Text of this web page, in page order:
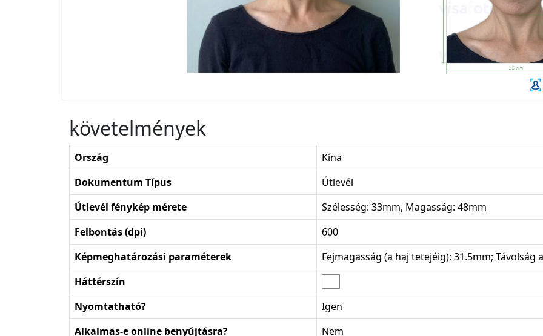
követelmények
Ország
Kína
Dokumentum Típus
Útlevél
Útlevél fénykép mérete
Szélesség: 33mm, Magasság: 48mm
Felbontás (dpi)
600
Képmeghatározási paraméterek
Fejmagasság (a haj tetejéig): 31.5mm;
Háttérszín
Nyomtatható?
Igen
Alkalmas-e online benyújtásra?
Nem